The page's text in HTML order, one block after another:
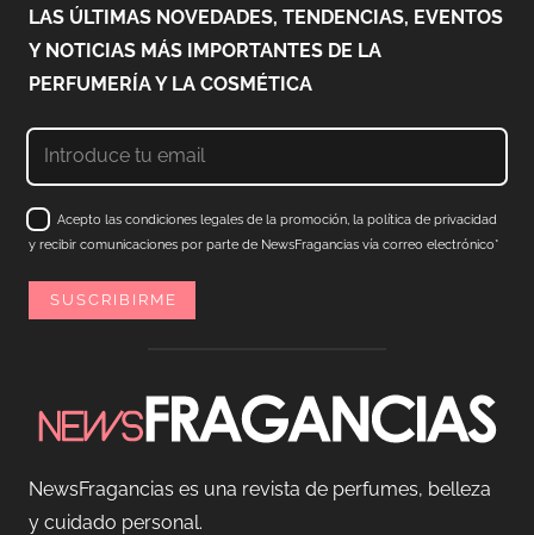
LAS ÚLTIMAS NOVEDADES, TENDENCIAS, EVENTOS
Y NOTICIAS MÁS IMPORTANTES DE LA
PERFUMERÍA Y LA COSMÉTICA
Acepto las condiciones legales de la promoción, la política de privacidad
y recibir comunicaciones por parte de NewsFragancias vía correo electrónico*
NewsFragancias es una revista de perfumes, belleza
y cuidado personal.